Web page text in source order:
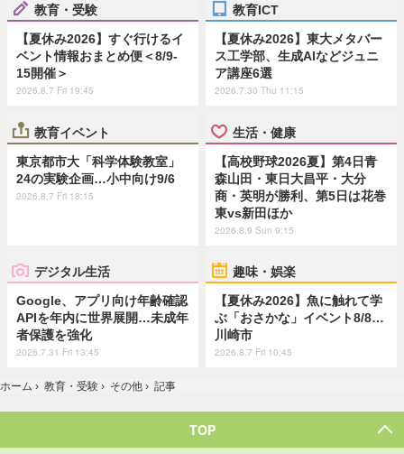
教育・受験
【夏休み2026】すぐ行けるイ
ベント情報おまとめ便＜8/9-
15開催＞
2026.8.7 Fri 19:45
教育ICT
【夏休み2026】東大メタバー
ス工学部、生成AIなどジュニ
ア講座6選
2026.7.30 Thu 11:15
教育イベント
東京都市大「科学体験教室」
24の実験企画…小中向け9/6
2026.8.7 Fri 18:15
生活・健康
【高校野球2026夏】第4日青
森山田・東日大昌平・大分
商・英明が勝利、第5日は花巻
東vs新田ほか
2026.8.9 Sun 9:15
デジタル生活
Google、アプリ向け年齢確認
APIを年内に世界展開…未成年
者保護を強化
2026.7.31 Fri 13:45
趣味・娯楽
【夏休み2026】魚に触れて学
ぶ「おさかな」イベント8/8…
川崎市
2026.8.7 Fri 10:45
ホーム › 教育・受験 › その他 › 記事
TOP